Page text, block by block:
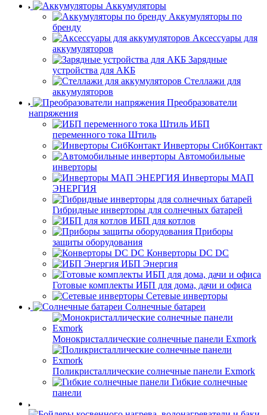
Аккумуляторы
Аккумуляторы по
бренду
Аксессуары для
аккумуляторов
Зарядные
устройства для АКБ
Стеллажи для
аккумуляторов
Преобразователи
напряжения
ИБП
переменного тока Штиль
Инверторы СибКонтакт
Автомобильные
инверторы
Инверторы МАП
ЭНЕРГИЯ
Гибридные инверторы для солнечных батарей
ИБП для котлов
Приборы
защиты оборудования
Конверторы DC DC
ИБП Энергия
Готовые комплекты ИБП для дома, дачи и офиса
Сетевые инверторы
Солнечные батареи
Монокристаллические солнечные панели Exmork
Поликристаллические солнечные панели Exmork
Гибкие солнечные
панели